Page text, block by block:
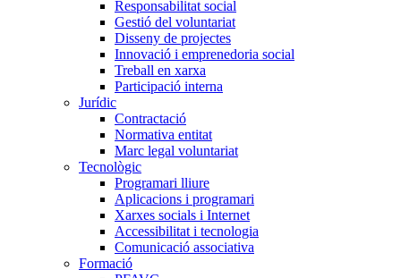
Responsabilitat social
Gestió del voluntariat
Disseny de projectes
Innovació i emprenedoria social
Treball en xarxa
Participació interna
Jurídic
Contractació
Normativa entitat
Marc legal voluntariat
Tecnològic
Programari lliure
Aplicacions i programari
Xarxes socials i Internet
Accessibilitat i tecnologia
Comunicació associativa
Formació